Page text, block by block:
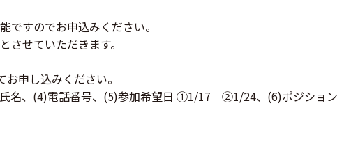
のでお申込みください。
ていただきます。
申し込みください。
電話番号、(5)参加希望日 ①1/17 ②1/24、(6)ポジション